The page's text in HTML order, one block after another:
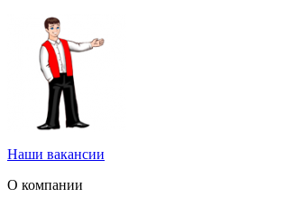
Наши вакансии
О компании